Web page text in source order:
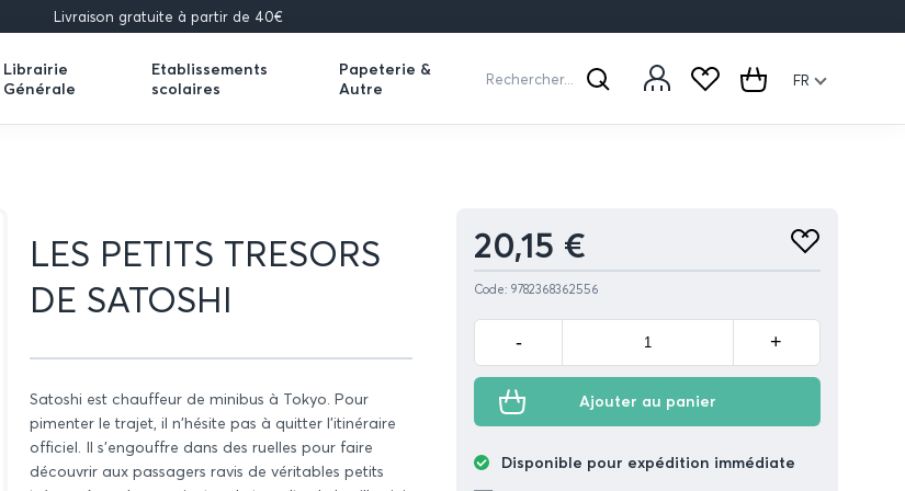
Livraison gratuite à partir de 40€
Librairie
Générale
Expand
Etablissements
scolaires
Expand
Papeterie &
Autre
Expand
Rechercher
Rechercher... Cart FR
LES PETITS TRESORS
DE SATOSHI
Satoshi est chauffeur de minibus à Tokyo. Pour
pimenter le trajet, il n'hésite pas à quitter l'itinéraire
officiel. Il s'engouffre dans des ruelles pour faire
découvrir aux passagers ravis de véritables petits
Produit
20,15 €
Ajouter
Code: 9782368362556
Minus
- Plus
+
Ajouter au panier
Disponible pour expédition immédiate